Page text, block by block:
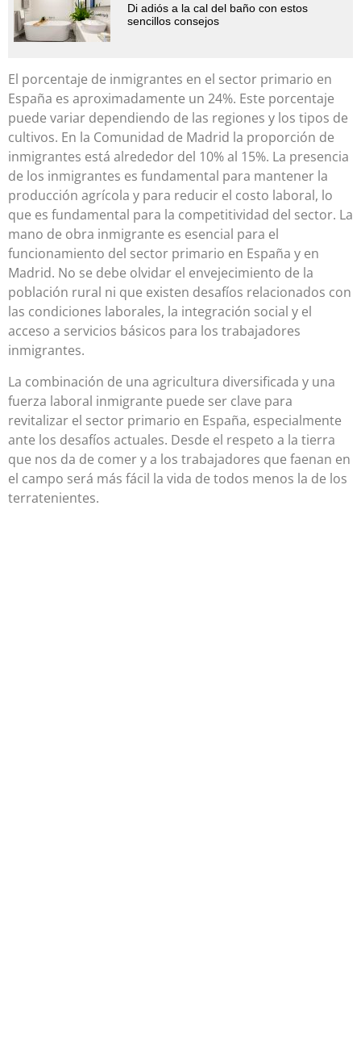
Di adiós a la cal del baño con estos
sencillos consejos
El porcentaje de inmigrantes en el sector primario en
España es aproximadamente un 24%. Este porcentaje
puede variar dependiendo de las regiones y los tipos de
cultivos. En la Comunidad de Madrid la proporción de
inmigrantes está alrededor del 10% al 15%. La presencia
de los inmigrantes es fundamental para mantener la
producción agrícola y para reducir el costo laboral, lo
que es fundamental para la competitividad del sector. La
mano de obra inmigrante es esencial para el
funcionamiento del sector primario en España y en
Madrid. No se debe olvidar el envejecimiento de la
población rural ni que existen desafíos relacionados con
las condiciones laborales, la integración social y el
acceso a servicios básicos para los trabajadores
inmigrantes.
La combinación de una agricultura diversificada y una
fuerza laboral inmigrante puede ser clave para
revitalizar el sector primario en España, especialmente
ante los desafíos actuales. Desde el respeto a la tierra
que nos da de comer y a los trabajadores que faenan en
el campo será más fácil la vida de todos menos la de los
terratenientes.